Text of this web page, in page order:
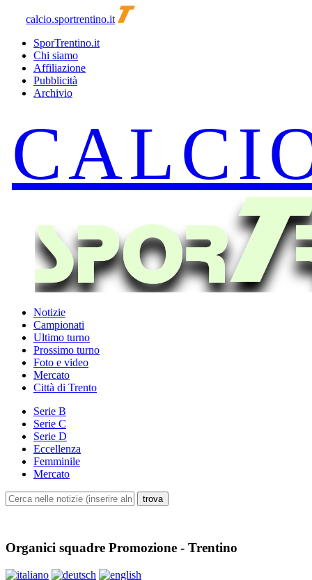
calcio.sportrentino.it
SporTrentino.it
Chi siamo
Affiliazione
Pubblicità
Archivio
Notizie
Campionati
Ultimo turno
Prossimo turno
Foto e video
Mercato
Città di Trento
Serie B
Serie C
Serie D
Eccellenza
Femminile
Mercato
Organici squadre Promozione - Trentino